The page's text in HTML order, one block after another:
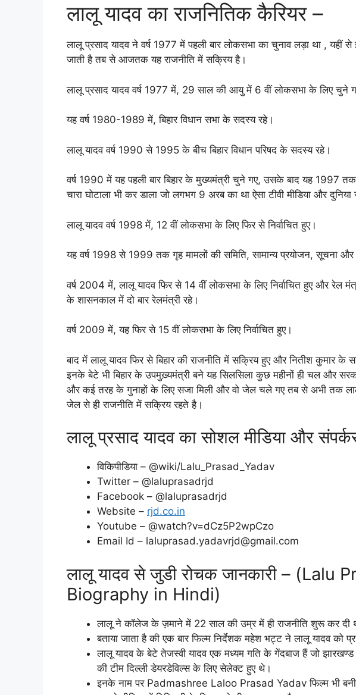
लालू यादव का राजनितिक कैरियर –
लालू प्रसाद यादव ने वर्ष 1977 में पहली बार लोकसभा का चुनाव लड़ा था ,
जाती है तब से आजतक यह राजनीति में सक्रिय है।
लालू प्रसाद यादव वर्ष 1977 में, 29 साल की आयु में 6 वीं लोकसभा के लिए चुने
यह वर्ष 1980-1989 में, बिहार विधान सभा के सदस्य रहे।
लालू यादव वर्ष 1990 से 1995 के बीच बिहार विधान परिषद के सदस्य रहे।
वर्ष 1990 में यह पहली बार बिहार के मुख्यमंत्री चुने गए, उसके बाद यह 1997 तक
चारा घोटाला भी कर डाला जो लगभग 9 अरब का था ऐसा टीवी मीडिया और
लालू यादव वर्ष 1998 में, 12 वीं लोकसभा के लिए फिर से निर्वाचित हुए।
यह वर्ष 1998 से 1999 तक गृह मामलों की समिति, सामान्य प्रयोजन, सूचना
वर्ष 2004 में, लालू यादव फिर से 14 वीं लोकसभा के लिए निर्वाचित हुए और रेल
के शासनकाल में दो बार रेलमंत्री रहे।
वर्ष 2009 में, यह फिर से 15 वीं लोकसभा के लिए निर्वाचित हुए।
बाद में लालू यादव फिर से बिहार की राजनीति में सक्रिय हुए और नितीश कुमार के
इनके बेटे भी बिहार के उपमुख़्यमंत्री बने यह सिलसिला कुछ महीनों ही चल और
और कई तरह के गुनाहों के लिए सजा मिली और वो जेल चले गए तब से अभी तक लालू
जेल से ही राजनीति में सक्रिय रहते है।
लालू प्रसाद यादव का सोशल मीडिया और
विकिपीडिया – @wiki/Lalu_Prasad_Yadav
Twitter – @laluprasadrjd
Facebook – @laluprasadrjd
Website – rjd.co.in
Youtube – @watch?v=dCz5P2wpCzo
Email Id – laluprasad.yadavrjd@gmail.com
लालू यादव से जुडी रोचक जानकारी – (Lalu
Biography in Hindi)
लालू ने कॉलेज के ज़माने में 22 साल की उम्र में ही राजनीति शुरू कर दी
बताया जाता है की एक बार फिल्म निर्देशक महेश भट्ट ने लालू यादव को
लालू यादव के बेटे तेजस्वी यादव एक मध्यम गति के गेंदबाज हैं जो
की टीम दिल्ली डेयरडेविल्स के लिए सेलेक्ट हुए थे।
इनके नाम पर Padmashree Laloo Prasad Yadav फिल्म भी